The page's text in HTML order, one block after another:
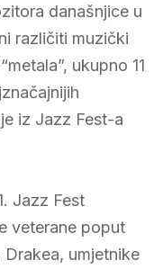
današnjice u
različiti muzički
ukupno 11
iz Jazz Fest-a
Jazz Fest
veterane poput
umjetnike